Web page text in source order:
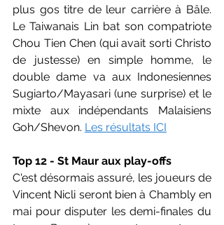
plus gos titre de leur carrière à Bâle.
Le Taiwanais Lin bat son compatriote
Chou Tien Chen (qui avait sorti Christo
de justesse) en simple homme, le
double dame va aux Indonesiennes
Sugiarto/Mayasari (une surprise) et le
mixte aux indépendants Malaisiens
Goh/Shevon. Les résultats ICI
Top 12 - St Maur aux play-offs
C'est désormais assuré, les joueurs de
Vincent Nicli seront bien à Chambly en
mai pour disputer les demi-finales du